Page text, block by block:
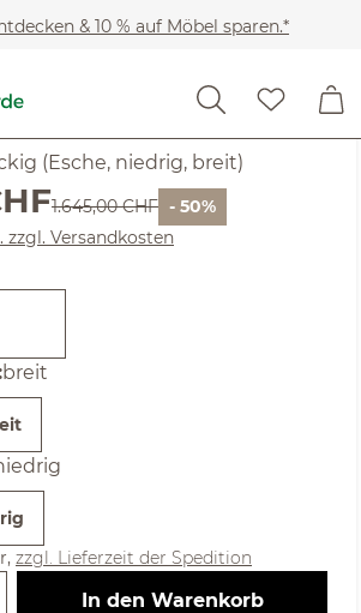
& 10 % auf Möbel sparen.*
(Esche, niedrig, breit)
Regulärer Preis:
1.645,00 CHF - 50%
zzgl. Versandkosten
breit
zzgl. Lieferzeit der Spedition
Gib den
In den Warenkorb